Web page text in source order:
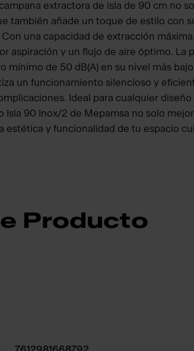
extractora de isla de 90 cm no
también añade un toque de estilo con
una capacidad de extracción máxima
aspiración y un flujo de aire óptimo. La
mínimo de 50 dB(A) en su nivel más
un funcionamiento silencioso y
Ideal para cualquier diseño
Isla 90 Inox/2 de Mepamsa no solo
estética y funcionalidad de tu espacio
Producto